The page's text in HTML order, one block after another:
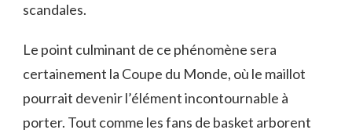
scandales.
Le point culminant de ce phénomène sera
certainement la Coupe du Monde, où le maillot
pourrait devenir l’élément incontournable à
porter. Tout comme les fans de basket arborent